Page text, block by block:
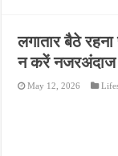
लगातार बैठे
न करें नजरअंदाज
May 12, 2026